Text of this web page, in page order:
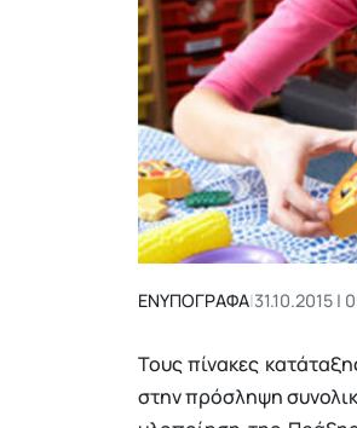
ΕΝΥΠΟΓΡΑΦΑ|31.10.2015 |
Τους πίνακες
στην πρόσληψη